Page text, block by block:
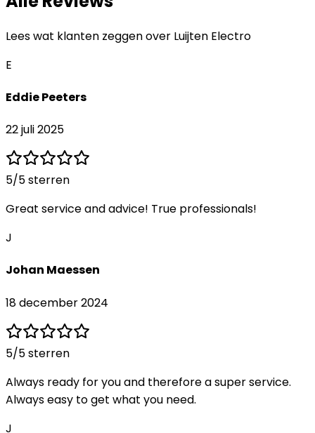
Lees wat klanten zeggen over Luijten Electro
E
Eddie Peeters
22 juli 2025
5/5 sterren
Great service and advice! True professionals!
J
Johan Maessen
18 december 2024
5/5 sterren
Always ready for you and therefore a super service.
Always easy to get what you need.
J